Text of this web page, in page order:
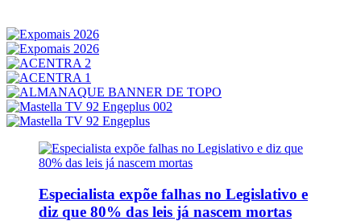
Especialista expõe falhas no Legislativo e
diz que 80% das leis já nascem mortas